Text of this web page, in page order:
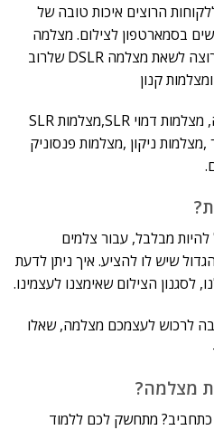
הרוצים איכות טובה של
בסמארטפון לצילום. מצלמה
דיגיטלית קומפקטית למי שאינו רוצה לשאת מצלמה DSLR שלרוב
קנון
מצלמות כיס, מצלמות ללא מראה, מצלמות דמוי SLR,מצלמות SLR
ניקון ,מצלמות פנסוניק
מבלבל, עבור צלמים
שיש לו להציע. איך ניתן לדעת
לסגנון הצילום שאימצנו לעצמינו.
לרכוש לעצמכם מצלמה, שאלו
מצלמה?
מתחשק לכם ללמוד